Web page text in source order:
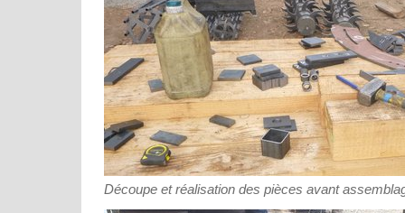
Découpe et réalisation des pièces avant